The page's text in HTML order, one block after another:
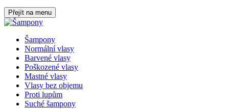
Přejít na menu
Šampony
Normální vlasy
Barvené vlasy
Poškozené vlasy
Mastné vlasy
Vlasy bez objemu
Proti lupům
Suché šampony